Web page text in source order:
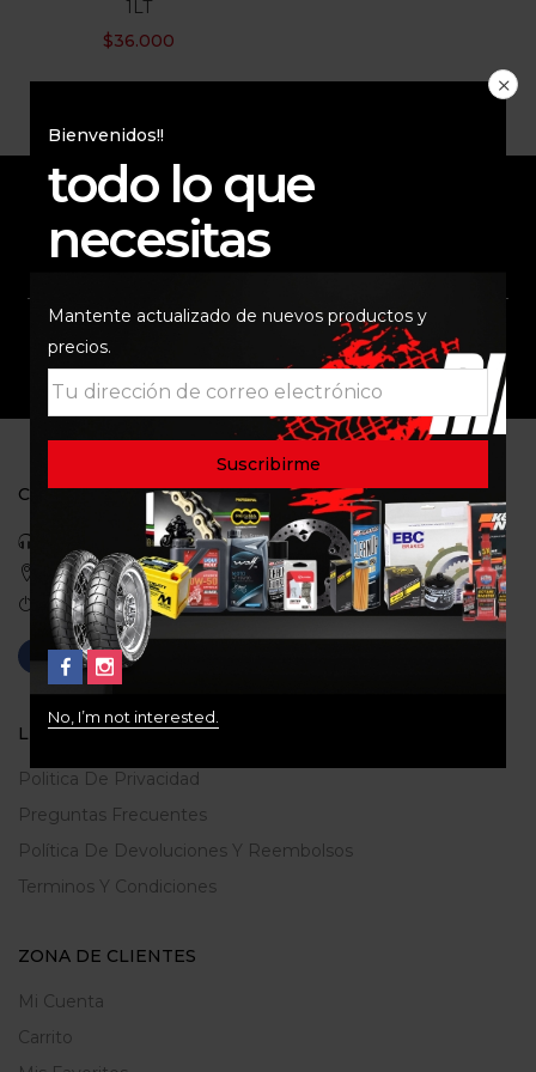
1LT
$36.000
Bienvenidos!!
todo lo que
necesitas
Mantente actualizado de nuevos productos y
precios.
No, I’m not interested.
ENVÍO RAPIDO Y
SEGURO
SOPORTE COMUNIDAD
CONTACTO
Celular: 3113422933
Medellin, Colombia
Correo: gerencia@ridershouse.co
LEGALES
Politica De Privacidad
Preguntas Frecuentes
Política De Devoluciones Y Reembolsos
Terminos Y Condiciones
ZONA DE CLIENTES
Mi Cuenta
Carrito